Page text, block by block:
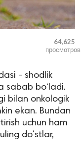
64,625
просмотров
- shodlik
sabab bo‘ladi.
bilan onkologik
ekan. Bundan
uchun ham
do‘stlar,